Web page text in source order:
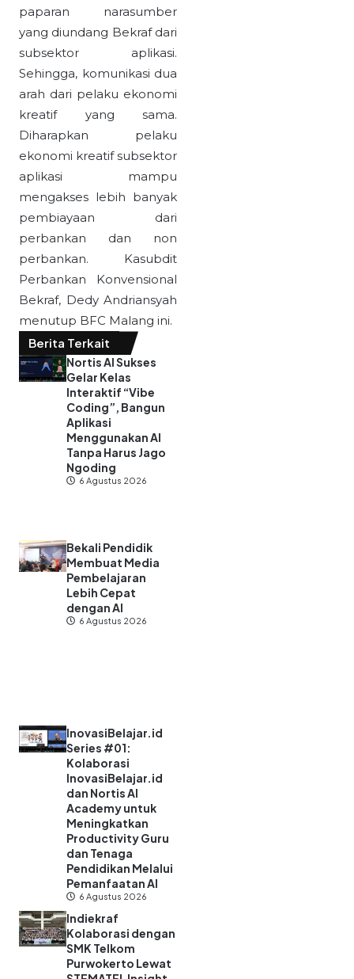
paparan narasumber
yang diundang Bekraf dari
subsektor aplikasi.
Sehingga, komunikasi dua
arah dari pelaku ekonomi
kreatif yang sama.
Diharapkan pelaku
ekonomi kreatif subsektor
aplikasi mampu
mengakses lebih banyak
pembiayaan dari
perbankan dan non
perbankan. Kasubdit
Perbankan Konvensional
Bekraf, Dedy Andriansyah
menutup BFC Malang ini.
Berita Terkait
Nortis AI Sukses
Gelar Kelas
Interaktif “Vibe
Coding”, Bangun
Aplikasi
Menggunakan AI
Tanpa Harus Jago
Ngoding
6 Agustus 2026
Bekali Pendidik
Membuat Media
Pembelajaran
Lebih Cepat
dengan AI
6 Agustus 2026
InovasiBelajar.id
Series #01:
Kolaborasi
InovasiBelajar.id
dan Nortis AI
Academy untuk
Meningkatkan
Productivity Guru
dan Tenaga
Pendidikan Melalui
Pemanfaatan AI
6 Agustus 2026
Indiekraf
Kolaborasi dengan
SMK Telkom
Purwokerto Lewat